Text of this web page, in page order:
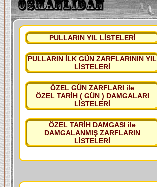
PULLARIN YIL LİSTELERİ
PULLARIN İLK GÜN ZARFLARININ YIL
LİSTELERİ
ÖZEL GÜN ZARFLARI ile
ÖZEL TARİH ( GÜN ) DAMGALARI
LİSTELERİ
ÖZEL TARİH DAMGASI ile
DAMGALANMIŞ ZARFLARIN
LİSTELERİ